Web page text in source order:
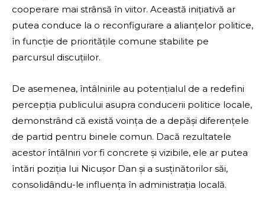
cooperare mai strânsă în viitor. Această inițiativă ar
putea conduce la o reconfigurare a alianțelor politice,
în funcție de prioritățile comune stabilite pe
parcursul discuțiilor.
De asemenea, întâlnirile au potențialul de a redefini
percepția publicului asupra conducerii politice locale,
demonstrând că există voința de a depăși diferențele
de partid pentru binele comun. Dacă rezultatele
acestor întâlniri vor fi concrete și vizibile, ele ar putea
întări poziția lui Nicușor Dan și a susținătorilor săi,
consolidându-le influența în administrația locală.